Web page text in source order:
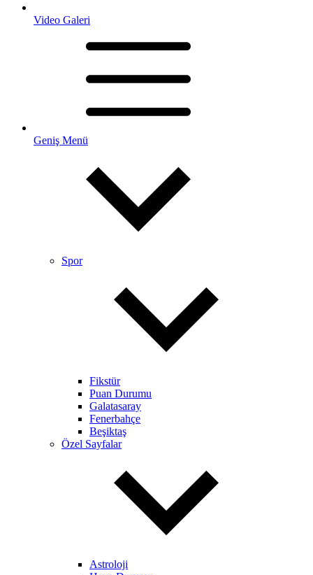
Video Galeri
Geniş Menü
Spor
Fikstür
Puan Durumu
Galatasaray
Fenerbahçe
Beşiktaş
Özel Sayfalar
Astroloji